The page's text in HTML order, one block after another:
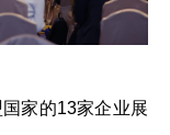
家的13家企业展